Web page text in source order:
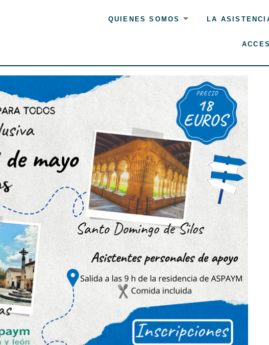
QUIENES SOMOS LA